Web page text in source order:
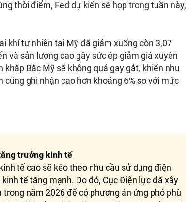
thời điểm, Fed dự kiến sẽ họp trong tuần này,
khí tự nhiên tại Mỹ đã giảm xuống còn 3,07
và sản lượng cao gây sức ép giảm giá xuyên
Bắc Mỹ sẽ không quá gay gắt, khiến nhu
ghi nhận cao hơn khoảng 6% so với mức
trưởng kinh tế
tế cao sẽ kéo theo nhu cầu sử dụng điện
tế tăng mạnh. Do đó, Cục Điện lực đã xây
năm 2026 để có phương án ứng phó phù